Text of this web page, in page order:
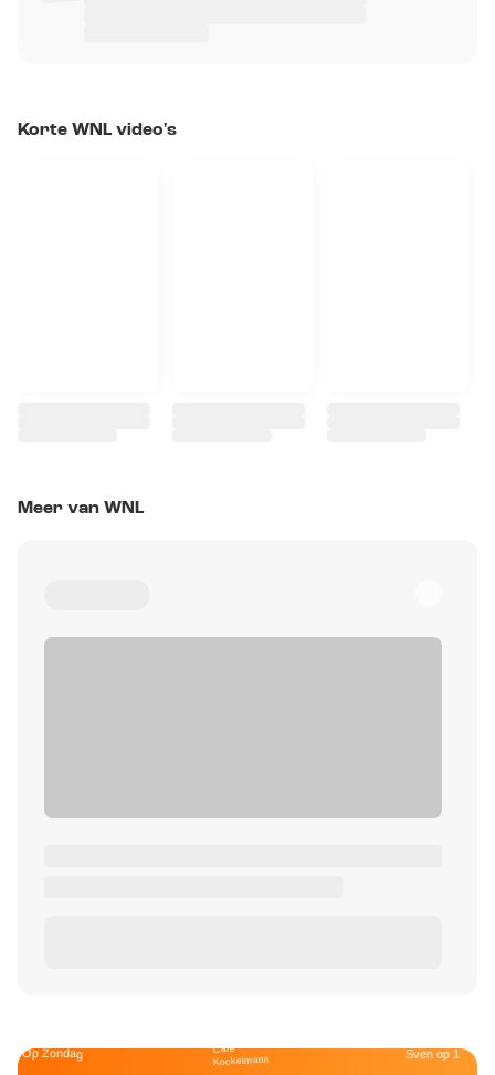
Korte WNL video's
Meer van WNL
Op Zondag Café
Kockelmann Sven op 1